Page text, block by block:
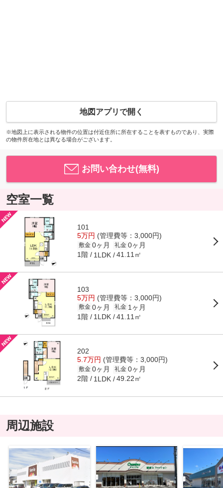
地図アプリで開く
※地図上に表示される物件の位置は付近住所に所在することを表すものであり、実際
の物件所在地とは異なる場合がございます。
お問い合わせ(無料)
空室一覧
101
5万円 (管理費等：3,000円)
敷金 0ヶ月 礼金 0ヶ月
1階 1LDK 41.11㎡
103
5万円 (管理費等：3,000円)
敷金 0ヶ月 礼金 1ヶ月
1階 1LDK 41.11㎡
202
5.7万円 (管理費等：3,000円)
敷金 0ヶ月 礼金 0ヶ月
2階 1LDK 49.22㎡
周辺施設